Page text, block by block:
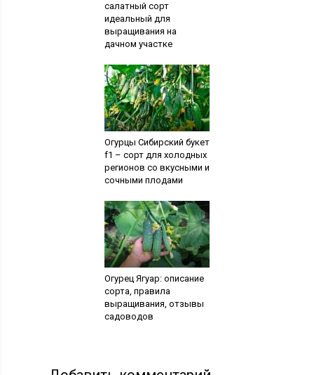
салатный сорт
идеальный для
выращивания на
дачном участке
Огурцы Сибирский букет
f1 – сорт для холодных
регионов со вкусными и
сочными плодами
Огурец Ягуар: описание
сорта, правила
выращивания, отзывы
садоводов